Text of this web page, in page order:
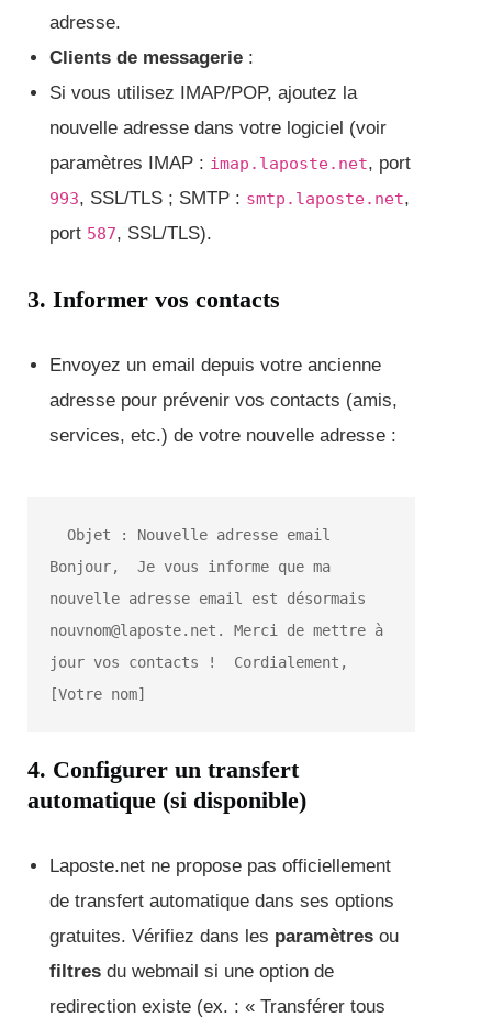
adresse.
Clients de messagerie :
Si vous utilisez IMAP/POP, ajoutez la
nouvelle adresse dans votre logiciel (voir
paramètres IMAP : imap.laposte.net, port
993, SSL/TLS ; SMTP : smtp.laposte.net,
port 587, SSL/TLS).
3. Informer vos contacts
Envoyez un email depuis votre ancienne
adresse pour prévenir vos contacts (amis,
services, etc.) de votre nouvelle adresse :
  Objet : Nouvelle adresse email
Bonjour,  Je vous informe que ma
nouvelle adresse email est désormais
nouvnom@laposte.net. Merci de mettre à
jour vos contacts !  Cordialement,
[Votre nom]
4. Configurer un transfert
automatique (si disponible)
Laposte.net ne propose pas officiellement
de transfert automatique dans ses options
gratuites. Vérifiez dans les paramètres ou
filtres du webmail si une option de
redirection existe (ex. : « Transférer tous